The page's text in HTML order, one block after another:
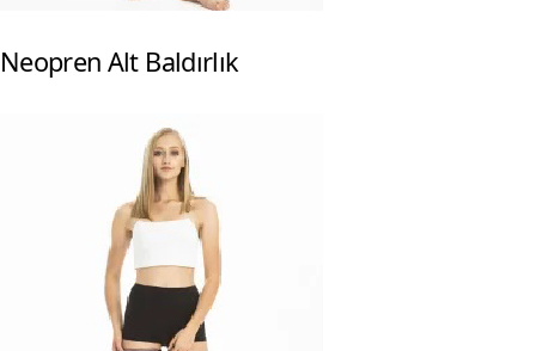
Neopren Alt Baldırlık